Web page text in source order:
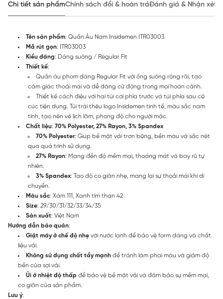
Chi tiết sản phẩmChính sách đổi & hoàn trảĐánh giá & Nhận xét
Tên sản phẩm: Quần Âu Nam Insidemen ITR03003
Mã rút gọn: ITR03003
Kiểu dáng: Dáng suông / Regular Fit
Thiết kế:
Quần âu phom dáng Regular Fit với ống suông rộng rãi, tạo
cảm giác thoải mái và dễ dàng cử động trong mọi hoàn cảnh.
Thiết kế cách điệu với hai túi cơi phía trước và túi phía sau có
cúc tiện dụng. Túi trái thêu logo Insidemen tinh tế, màu sắc nam
tính, tạo nên vẻ lịch lãm, phong độ cho người mặc.
Chất liệu: 70% Polyester, 27% Rayon, 3% Spandex
70% Polyester: Giúp bề mặt vải trơn bóng, bền màu và sắc nét
qua quá trình sử dụng.
27% Rayon: Mang đến độ mềm mại, thoáng mát và bay rũ tự
nhiên.
3% Spandex: Tạo độ co giãn nhẹ, mang lại sự thoải mái khi di
chuyển.
Màu sắc: Xám 111, Xanh tím than 42
Size: 29/30/31/32/33/34/35
Sản xuất: Việt Nam
Hướng dẫn bảo quản:
Giặt máy ở chế độ nhẹ với nước lạnh để bảo vệ form dáng và chất
liệu vải.
Không sử dụng chất tẩy mạnh để tránh làm phai màu và giảm độ
bền của sợi vải.
Ủi ở nhiệt độ thấp để bảo vệ bề mặt vải và đảm bảo sự mềm mại,
co giãn của sản phẩm.
Lưu ý: